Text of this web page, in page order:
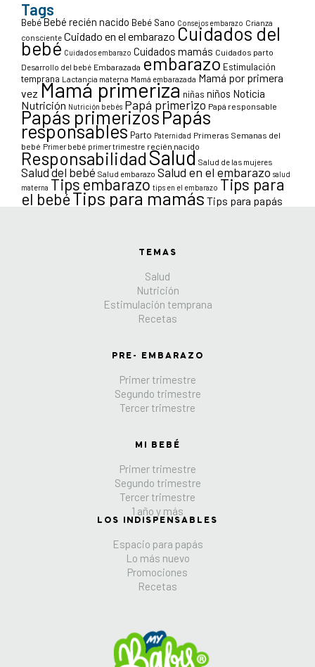
Tags
BebéBebé recién nacido Bebé Sano Consejos embarazo Crianza
consciente Cuidado en el embarazo Cuidados del
bebé Cuidados embarazo Cuidados mamás Cuidados parto
Desarrollo del bebé Embarazada embarazo Estimulación
temprana Lactancia materna Mamá embarazada Mamá por primera
vez Mamá primeriza niñas niños Noticia
Nutrición Nutrición bebés Papá primerizo Papá responsable
Papás primerizosPapás
responsables Parto Paternidad Primeras Semanas del
bebé Primer bebé primer trimestre recién nacido
Responsabilidad Salud Salud de las mujeres
Salud del bebé Salud embarazo Salud en el embarazo salud
materna Tips embarazo tips en el embarazo Tips para
el bebéTips para mamás Tips para papás
TEMAS
Salud
Nutrición
Estimulación temprana
Recetas
PRE- EMBARAZO
Primer trimestre
Segundo trimestre
Tercer trimestre
MI BEBÉ
Primer trimestre
Segundo trimestre
Tercer trimestre
1 año y más
LOS INDISPENSABLES
Espacio para papás
Lo más nuevo
Promociones
Recetas